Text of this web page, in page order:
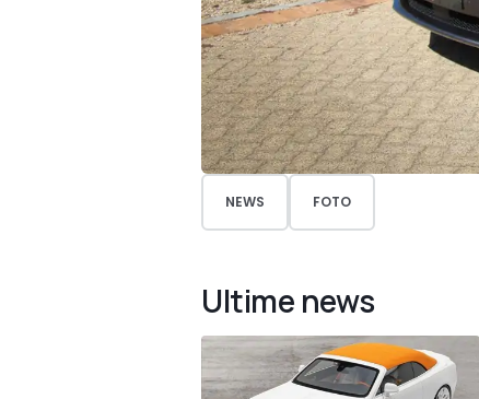
NEWS FOTO
Ultime news